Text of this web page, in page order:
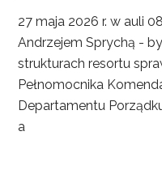
27 maja 2026 r. w auli
Andrzejem Sprychą -
strukturach resortu
Pełnomocnika
Departamentu
a